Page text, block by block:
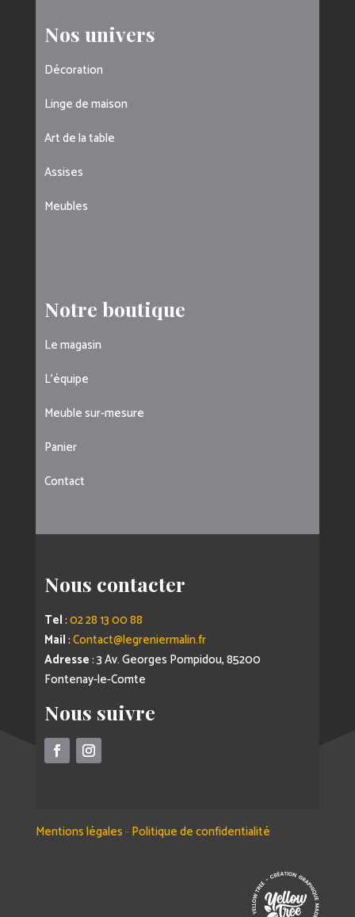
Nos univers
Décoration
Linge de maison
Art de la table
Assises
Meubles
Notre boutique
Le magasin
L’équipe
Meuble sur-mesure
Panier
Contact
Nous contacter
Tel:02 28 13 00 88
Mail:Contact@legreniermalin.fr
Adresse: 3 Av. Georges Pompidou, 85200
Fontenay-le-Comte
Nous suivre
Mentions légales - Politique de confidentialité